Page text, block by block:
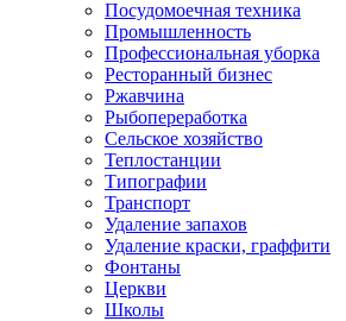
Посудомоечная техника
Промышленность
Профессиональная уборка
Ресторанный бизнес
Ржавчина
Рыбопереработка
Сельское хозяйство
Теплостанции
Типографии
Транспорт
Удаление запахов
Удаление краски, граффити
Фонтаны
Церкви
Школы